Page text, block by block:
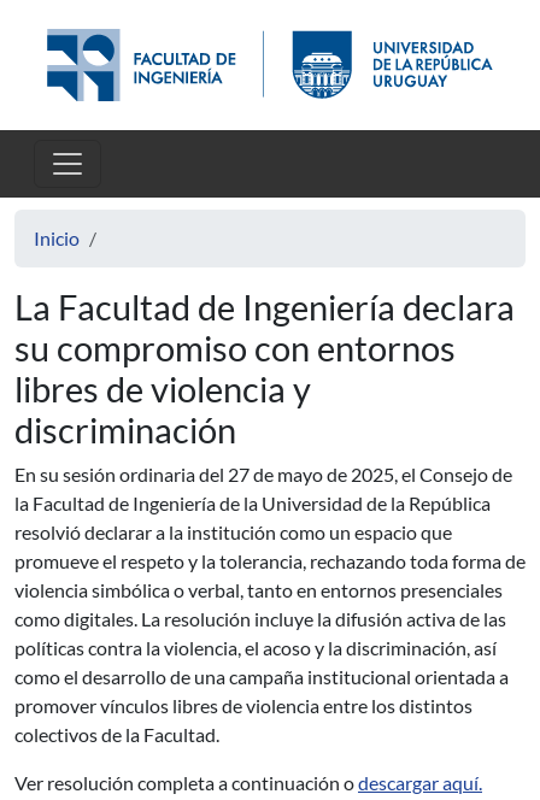
Inicio
La Facultad de Ingeniería declara
su compromiso con entornos
libres de violencia y
discriminación
En su sesión ordinaria del 27 de mayo de 2025, el Consejo de
la Facultad de Ingeniería de la Universidad de la República
resolvió declarar a la institución como un espacio que
promueve el respeto y la tolerancia, rechazando toda forma de
violencia simbólica o verbal, tanto en entornos presenciales
como digitales. La resolución incluye la difusión activa de las
políticas contra la violencia, el acoso y la discriminación, así
como el desarrollo de una campaña institucional orientada a
promover vínculos libres de violencia entre los distintos
colectivos de la Facultad.
Ver resolución completa a continuación odescargar aquí.